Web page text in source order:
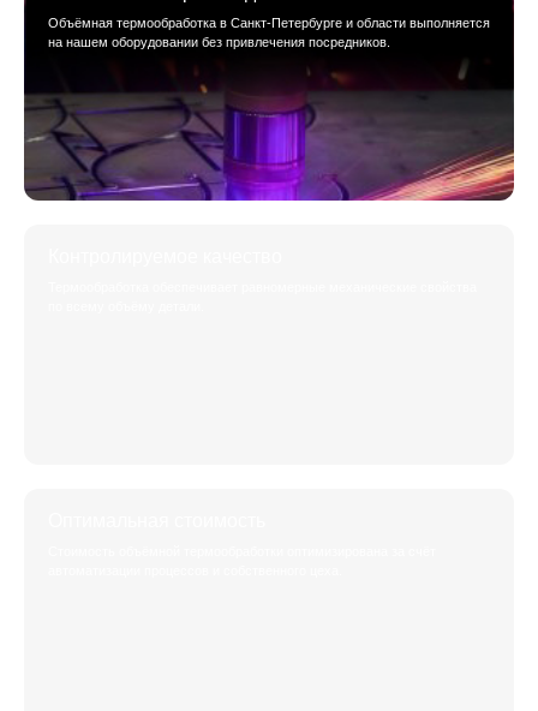
Объёмная термообработка в Санкт-Петербурге и области выполняется
на нашем оборудовании без привлечения посредников.